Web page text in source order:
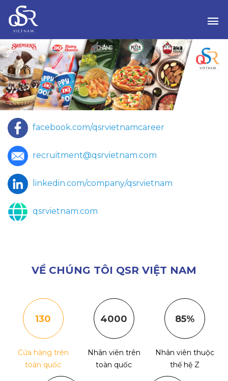
facebook.com/qsrvietnamcareer
recruitment@qsrvietnam.com
linkedin.com/company/qsrvietnam
qsrvietnam.com
VỀ CHÚNG TÔI QSR VIỆT NAM
130
Cửa hàng trên
toàn quốc
4000
Nhân viên trên
toàn quốc
85%
Nhân viên thuộc
thế hệ Z